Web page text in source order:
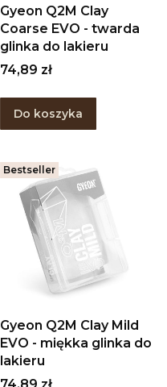
Gyeon Q2M Clay
Coarse EVO - twarda
glinka do lakieru
Cena
74,89 zł
Do koszyka
Bestseller
Gyeon Q2M Clay Mild
EVO - miękka glinka do
lakieru
Cena